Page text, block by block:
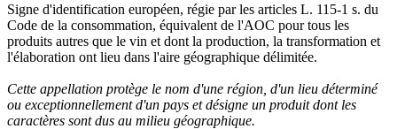
Signe d'identification européen, régie par les articles L. 115-1 s. du
Code de la consommation, équivalent de l'AOC pour tous les
produits autres que le vin et dont la production, la transformation et
l'élaboration ont lieu dans l'aire géographique délimitée.
Cette appellation protège le nom d'une région, d'un lieu déterminé
ou exceptionnellement d'un pays et désigne un produit dont les
caractères sont dus au milieu géographique.